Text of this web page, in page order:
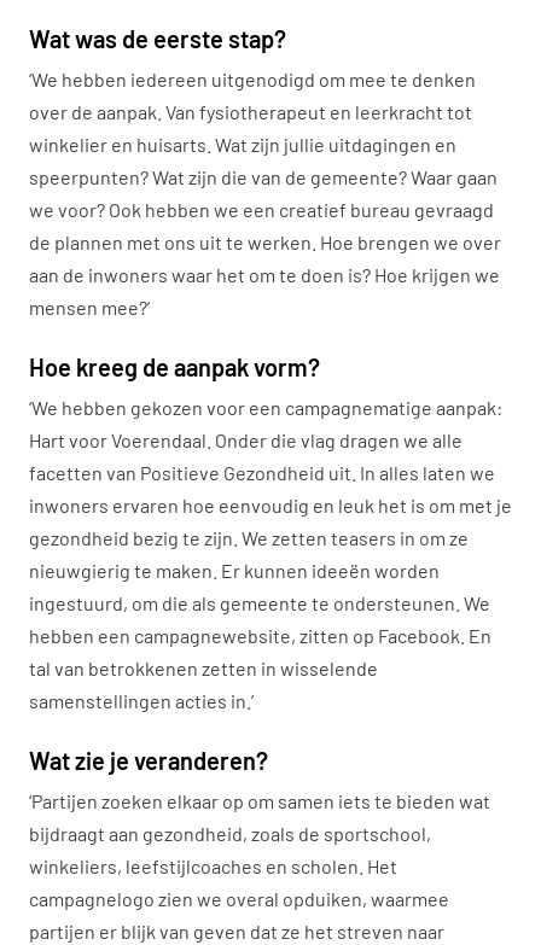
Wat was de eerste stap?
‘We hebben iedereen uitgenodigd om mee te denken
over de aanpak. Van fysiotherapeut en leerkracht tot
winkelier en huisarts. Wat zijn jullie uitdagingen en
speerpunten? Wat zijn die van de gemeente? Waar gaan
we voor? Ook hebben we een creatief bureau gevraagd
de plannen met ons uit te werken. Hoe brengen we over
aan de inwoners waar het om te doen is? Hoe krijgen we
mensen mee?’
Hoe kreeg de aanpak vorm?
‘We hebben gekozen voor een campagnematige aanpak:
Hart voor Voerendaal. Onder die vlag dragen we alle
facetten van Positieve Gezondheid uit. In alles laten we
inwoners ervaren hoe eenvoudig en leuk het is om met je
gezondheid bezig te zijn. We zetten teasers in om ze
nieuwgierig te maken. Er kunnen ideeën worden
ingestuurd, om die als gemeente te ondersteunen. We
hebben een campagnewebsite, zitten op Facebook. En
tal van betrokkenen zetten in wisselende
samenstellingen acties in.’
Wat zie je veranderen?
‘Partijen zoeken elkaar op om samen iets te bieden wat
bijdraagt aan gezondheid, zoals de sportschool,
winkeliers, leefstijlcoaches en scholen. Het
campagnelogo zien we overal opduiken, waarmee
partijen er blijk van geven dat ze het streven naar